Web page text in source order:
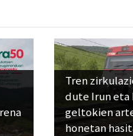
Tren
dute Irun eta
geltokien
honetan